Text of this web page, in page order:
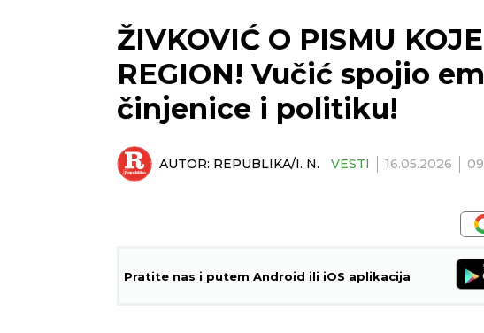
ŽIVKOVIĆ O PISMU
REGION! Vučić spojio
činjenice i politiku!
AUTOR: REPUBLIKA/I. N. VESTI 16.05.2026
Pratite nas i putem Android ili iOS aplikacija